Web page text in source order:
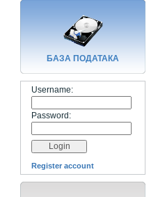
БАЗA ПОДАТАКА
Username:
Password:
Register account